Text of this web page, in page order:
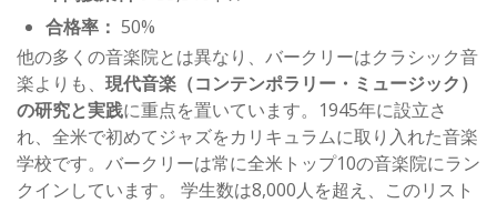
合格率： 50%
他の多くの音楽院とは異なり、バークリーはクラシック音
楽よりも、 現代音楽（コンテンポラリー・ミュージック）
の研究と実践に重点を置いています。1945年に設立さ
れ、全米で初めてジャズをカリキュラムに取り入れた音楽
学校です。バークリーは常に全米トップ10の音楽院にラン
クインしています。 学生数は8,000人を超え、このリスト